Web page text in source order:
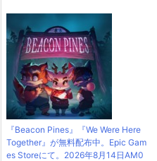
『Beacon Pines』『We Were Here
Together』が無料配布中。Epic Gam
es Storeにて。2026年8月14日AM0